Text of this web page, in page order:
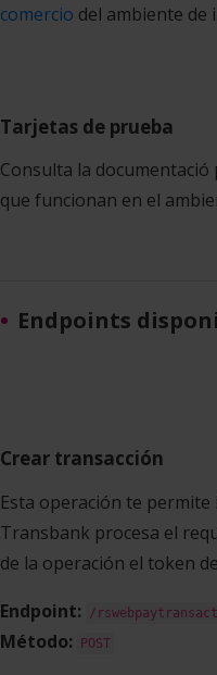
comercio del ambiente de
Tarjetas de prueba
Consulta la documentació
que funcionan en el
Endpoints
Crear transacción
Esta operación te
Transbank procesa el
de la operación el token
Endpoint:
/
Método: POST